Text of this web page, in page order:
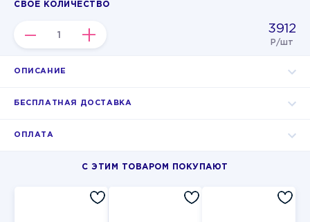
СВОЕ КОЛИЧЕСТВО
– + 3912
Р/шт
ОПИСАНИЕ
БЕСПЛАТНАЯ ДОСТАВКА
ОПЛАТА
С ЭТИМ ТОВАРОМ ПОКУПАЮТ